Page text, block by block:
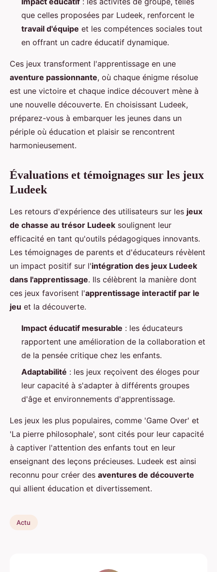
que celles proposées par Ludeek, renforcent le
travail d'équipe et les compétences sociales tout
en offrant un cadre éducatif dynamique.
Ces jeux transforment l'apprentissage en une
aventure passionnante, où chaque énigme résolue
est une victoire et chaque indice découvert mène à
une nouvelle découverte. En choisissant Ludeek,
préparez-vous à embarquer les jeunes dans un
périple où éducation et plaisir se rencontrent
harmonieusement.
Évaluations et témoignages sur les jeux
Ludeek
Les retours d'expérience des utilisateurs sur les jeux
de chasse au trésor Ludeek soulignent leur
efficacité en tant qu'outils pédagogiques innovants.
Les témoignages de parents et d'éducateurs révèlent
un impact positif sur l'intégration des jeux Ludeek
dans l'apprentissage. Ils célèbrent la manière dont
ces jeux favorisent l'apprentissage interactif par le
jeu et la découverte.
Impact éducatif mesurable : les éducateurs
rapportent une amélioration de la collaboration et
de la pensée critique chez les enfants.
Adaptabilité : les jeux reçoivent des éloges pour
leur capacité à s'adapter à différents groupes
d'âge et environnements d'apprentissage.
Les jeux les plus populaires, comme 'Game Over' et
'La pierre philosophale', sont cités pour leur capacité
à captiver l'attention des enfants tout en leur
enseignant des leçons précieuses. Ludeek est ainsi
reconnu pour créer des aventures de découverte
qui allient éducation et divertissement.
Actu